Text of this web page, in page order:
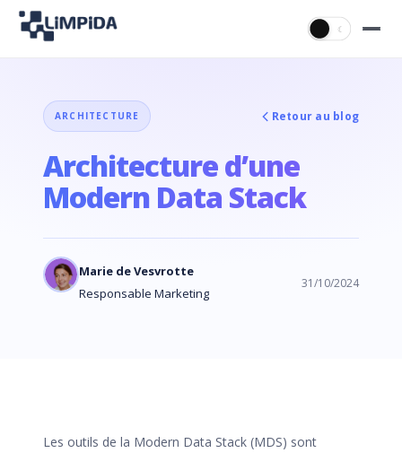
☾
ARCHITECTURE Retour au blog
Architecture d’une
Modern Data Stack
Marie de Vesvrotte
Responsable Marketing
31/10/2024
Les outils de la Modern Data Stack (MDS) sont